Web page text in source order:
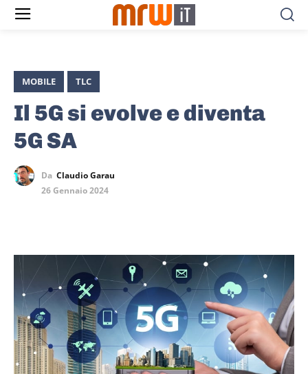
MOBILE TLC
Il 5G si evolve e diventa
5G SA
Da Claudio Garau
26 Gennaio 2024